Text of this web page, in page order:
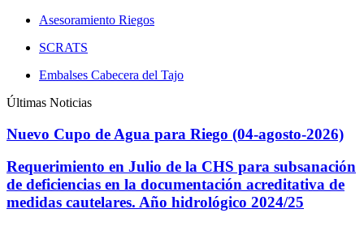
Asesoramiento Riegos
SCRATS
Embalses Cabecera del Tajo
Últimas Noticias
Nuevo Cupo de Agua para Riego (04-agosto-2026)
Requerimiento en Julio de la CHS para subsanación
de deficiencias en la documentación acreditativa de
medidas cautelares. Año hidrológico 2024/25